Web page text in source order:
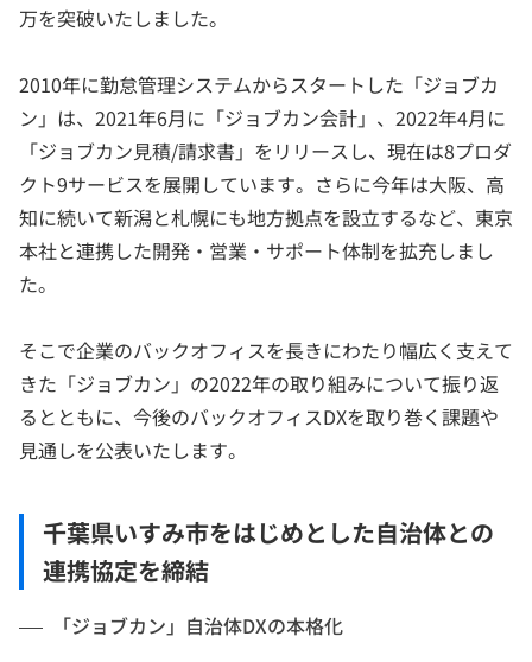
万を突破いたしました。
2010年に勤怠管理システムからスタートした「ジョブカ
ン」は、2021年6月に「ジョブカン会計」、2022年4月に
「ジョブカン見積/請求書」をリリースし、現在は8プロダ
クト9サービスを展開しています。さらに今年は大阪、高
知に続いて新潟と札幌にも地方拠点を設立するなど、東京
本社と連携した開発・営業・サポート体制を拡充しまし
た。
そこで企業のバックオフィスを長きにわたり幅広く支えて
きた「ジョブカン」の2022年の取り組みについて振り返
るとともに、今後のバックオフィスDXを取り巻く課題や
見通しを公表いたします。
千葉県いすみ市をはじめとした自治体との
連携協定を締結
「ジョブカン」自治体DXの本格化